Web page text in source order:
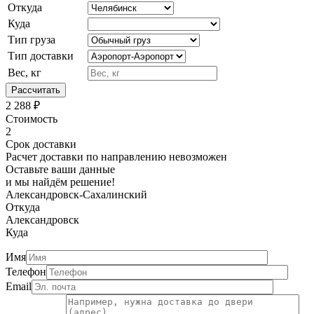
Откуда
Куда
Тип груза
Тип доставки
Вес, кг
Рассчитать
2 288 ₽
Стоимость
2
Срок доставки
Расчет доставки по направлению невозможен
Оставьте ваши данные
и мы найдём решение!
Александровск-Сахалинский
Откуда
Александровск
Куда
Имя
Телефон
Email